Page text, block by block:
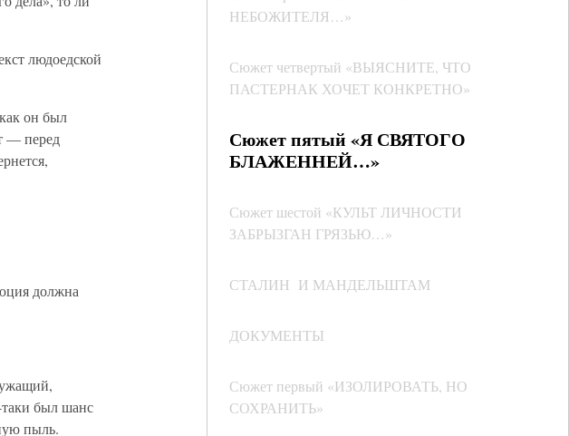
НЕБОЖИТЕЛЯ…»
Сюжет четвертый «ВЫЯСНИТЕ, ЧТО
ПАСТЕРНАК ХОЧЕТ КОНКРЕТНО»
Сюжет пятый «Я СВЯТОГО
БЛАЖЕННЕЙ…»
Сюжет шестой «КУЛЬТ ЛИЧНОСТИ
ЗАБРЫЗГАН ГРЯЗЬЮ…»
СТАЛИН И МАНДЕЛЬШТАМ
ДОКУМЕНТЫ
Сюжет первый «ИЗОЛИРОВАТЬ, НО
СОХРАНИТЬ»
людоедской
он был
— перед
должна
таки был шанс
пыль.